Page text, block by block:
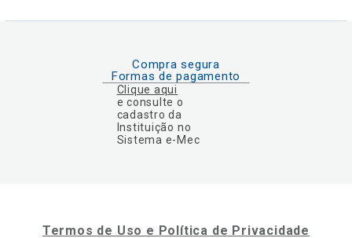
Compra segura
Formas de pagamento
Clique aqui
e consulte o
cadastro da
Instituição no
Sistema e-Mec
Termos de Uso e Política de Privacidade